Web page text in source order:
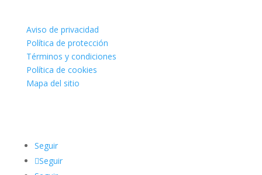
Aviso de privacidad
Política de protección
Términos y condiciones
Política de cookies
Mapa del sitio
Seguir
Seguir